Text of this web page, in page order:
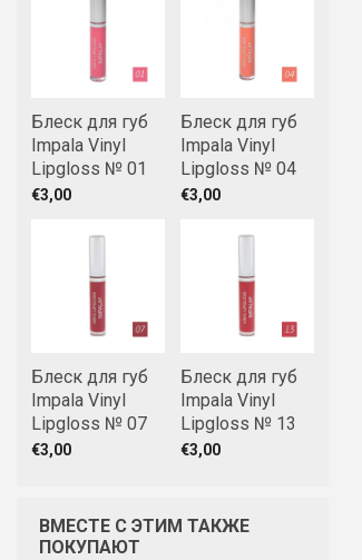
Блеск для губ
Impala Vinyl
Lipgloss № 01
€3,00
Блеск для губ
Impala Vinyl
Lipgloss № 04
€3,00
Блеск для губ
Impala Vinyl
Lipgloss № 07
€3,00
Блеск для губ
Impala Vinyl
Lipgloss № 13
€3,00
ВМЕСТЕ С ЭТИМ ТАКЖЕ
ПОКУПАЮТ